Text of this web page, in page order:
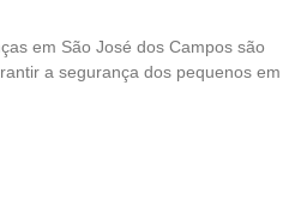
em São José dos Campos são
a segurança dos pequenos em